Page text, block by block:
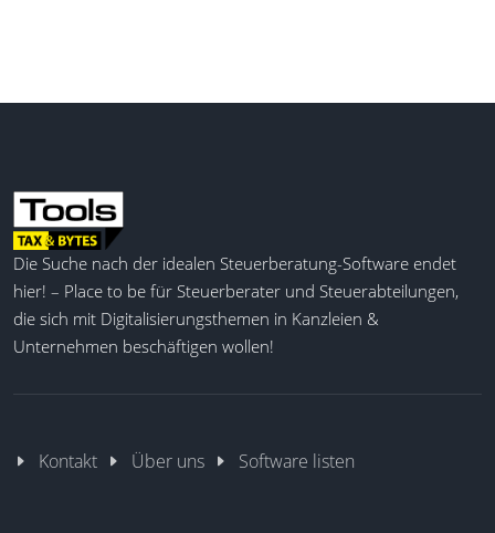
Vollständige Softwarelösung
Anlageninventur mit QR/RFID
Statistik-Funktionen
Umfangreicher Datenaustausch
Datenprüfung vor Rückübertrag
Daten filtern und bearbeiten
Die Suche nach der idealen Steuerberatung-Software endet
hier! – Place to be für Steuerberater und Steuerabteilungen,
die sich mit Digitalisierungsthemen in Kanzleien &
Unternehmen beschäftigen wollen!
Kontakt Über uns Software listen